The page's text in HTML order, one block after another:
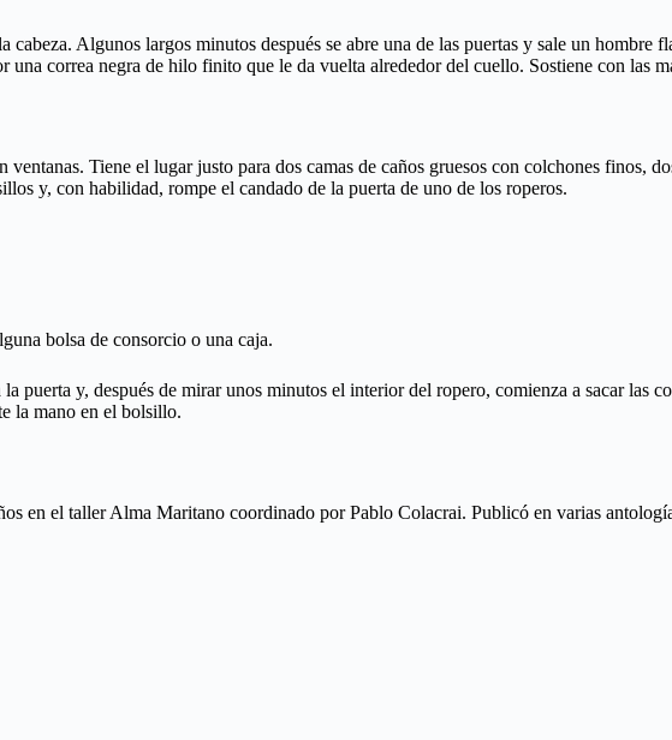
Algunos largos minutos después se abre una de las puertas y sale un hombre
una correa negra de hilo finito que le da vuelta alrededor del cuello. Sostiene con las
Tiene el lugar justo para dos camas de caños gruesos con colchones finos,
y, con habilidad, rompe el candado de la puerta de uno de los roperos.
bolsa de consorcio o una caja.
y, después de mirar unos minutos el interior del ropero, comienza a sacar las
la mano en el bolsillo.
en el taller Alma Maritano coordinado por Pablo Colacrai. Publicó en varias